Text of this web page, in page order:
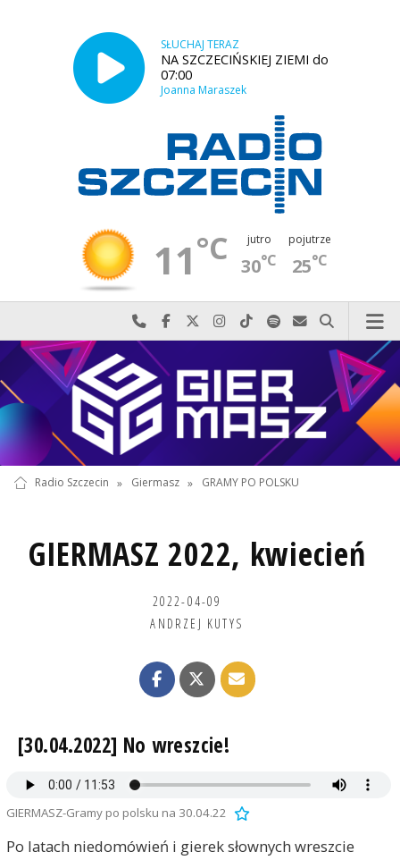
SŁUCHAJ TERAZ
NA SZCZECIŃSKIEJ ZIEMI do
07:00
Joanna Maraszek
11°C jutro
30°C
pojutrze
25°C
Najlepiej po prostu do nas zadzwoń
Odwiedź nas na Facebook-u
Odwiedź nas na X
Odwiedź nas na Instagram-ie
Odwiedź nas na TikTok-u
Szukaj nas na Spotify
Wyślij do nas
Szukaj
Radio Szczecin » Giermasz » GRAMY PO POLSKU
GIERMASZ 2022, kwiecień
2022-04-09
ANDRZEJ KUTYS
[30.04.2022] No wreszcie!
GIERMASZ-Gramy po polsku na 30.04.22
Po latach niedomówień i gierek słownych wreszcie